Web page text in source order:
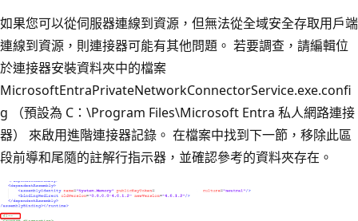
如果您可以從伺服器連線到資源，但無法從全域安全存取用戶端
連線到資源，則連接器可能有其他問題。 若要調查，請編輯位
於連接器安裝資料夾中的檔案
MicrosoftEntraPrivateNetworkConnectorService.exe.confi
g （預設為 C：\Program Files\Microsoft Entra 私人網路連接
器） 來啟用進階連接器記錄。 在檔案中找到下一節，移除此區
段前導和尾隨的註解行指示器，並確認參考的資料夾存在。